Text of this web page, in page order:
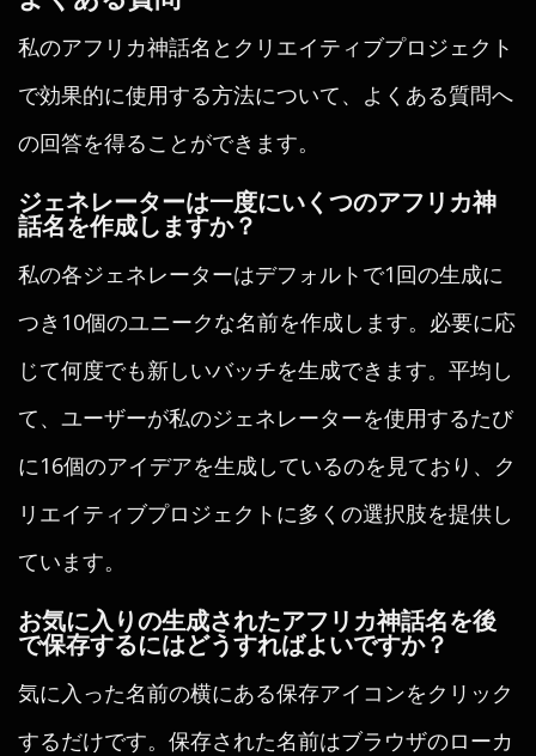
私のアフリカ神話名とクリエイティブプロジェクト
で効果的に使用する方法について、よくある質問へ
の回答を得ることができます。
ジェネレーターは一度にいくつのアフリカ神
話名を作成しますか？
私の各ジェネレーターはデフォルトで1回の生成に
つき10個のユニークな名前を作成します。必要に応
じて何度でも新しいバッチを生成できます。平均し
て、ユーザーが私のジェネレーターを使用するたび
に16個のアイデアを生成しているのを見ており、ク
リエイティブプロジェクトに多くの選択肢を提供し
ています。
お気に入りの生成されたアフリカ神話名を後
で保存するにはどうすればよいですか？
気に入った名前の横にある保存アイコンをクリック
するだけです。保存された名前はブラウザのローカ